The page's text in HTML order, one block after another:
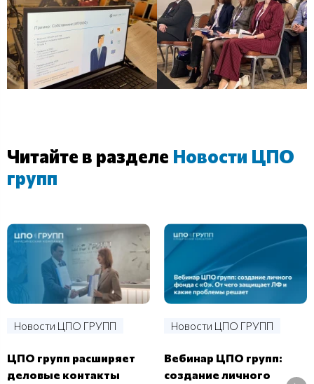
Читайте в разделе Новости ЦПО
групп
Новости ЦПО ГРУПП
ЦПО групп расширяет
деловые контакты
Новости ЦПО ГРУПП
Вебинар ЦПО групп:
создание личного